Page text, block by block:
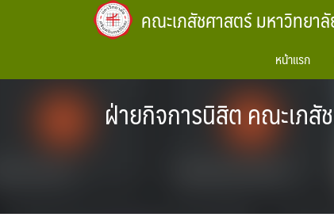
คณะเภสัชศาสตร์ มหาวิทยา
หน้าแรก
ฝ่ายกิจการนิสิต คณะเภสั